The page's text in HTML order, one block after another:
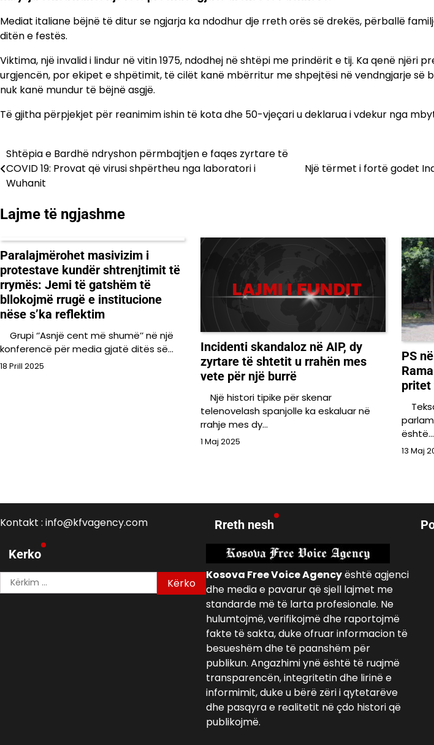
Mediat italiane bëjnë të ditur se ngjarja ka ndodhur dje rreth orës së drekës, përballë
ditën e festës.
Viktima, një invalid i lindur në vitin 1975, ndodhej në shtëpi me prindërit e tij. Ka qenë njëri
urgjencën, por ekipet e shpëtimit, të cilët kanë mbërritur me shpejtësi në vendngjarje së
nuk kanë mundur të bëjnë asgjë.
Të gjitha përpjekjet për reanimim ishin të kota dhe 50-vjeçari u deklarua i vdekur nga
Lëvizje
te
Shtëpia e Bardhë ndryshon përmbajtjen e faqes zyrtare të
COVID 19: Provat që virusi shpërtheu nga laboratori i
Wuhanit
Një tërmet i fortë godet
Lajme të ngjashme
Paralajmërohet masivizim i
protestave kundër shtrenjtimit të
rrymës: Jemi të gatshëm të
bllokojmë rrugë e institucione
nëse s’ka reflektim
Grupi ‘’Asnjë cent më shumë’’ në një
konferencë për media gjatë ditës së…
18 Prill 2025
Incidenti skandaloz në AIP, dy
zyrtare të shtetit u rrahën mes
vete për një burrë
Një histori tipike për skenar
telenovelash spanjolle ka eskaluar në
rrahje mes dy…
1 Maj 2025
PS
pritet
është…
13 Maj
Kontakt : info@kfvagency.com
Kerko
Kërko
për:
Rreth nesh
Kosova Free Voice Agencyështë agjenci
dhe media e pavarur që sjell lajmet me
standarde më të larta profesionale. Ne
hulumtojmë, verifikojmë dhe raportojmë
fakte të sakta, duke ofruar informacion të
besueshëm dhe të paanshëm për
publikun. Angazhimi ynë është të ruajmë
transparencën, integritetin dhe lirinë e
informimit, duke u bërë zëri i qytetarëve
dhe pasqyra e realitetit në çdo histori që
publikojmë.